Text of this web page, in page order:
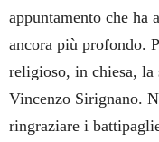
appuntamento che ha
ancora più profondo.
religioso, in chiesa, la
Vincenzo Sirignano.
ringraziare i